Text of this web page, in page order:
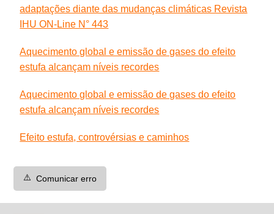
adaptações diante das mudanças climáticas Revista
IHU ON-Line N° 443
Aquecimento global e emissão de gases do efeito
estufa alcançam níveis recordes
Aquecimento global e emissão de gases do efeito
estufa alcançam níveis recordes
Efeito estufa, controvérsias e caminhos
⚠️ Comunicar erro